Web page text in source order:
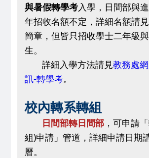
與暑假轉學考入學，日間部與
年招收名額不定，詳細名額請
簡章，但皆只招收學士二年級
生。
詳細入學方法請見教務處
訊-轉學考。
校內轉系轉組
日間部轉日間部 ，可申請 「
組)申請 」管道，詳細申請日期
曆。